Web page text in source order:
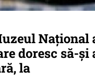
Național
doresc să-
la